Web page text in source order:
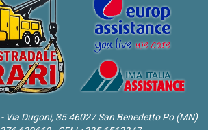
Via Dugoni, 35 46027 San Benedetto Po (MN)